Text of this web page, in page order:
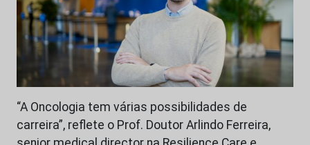
“A Oncologia tem várias possibilidades de
carreira”, reflete o Prof. Doutor Arlindo Ferreira,